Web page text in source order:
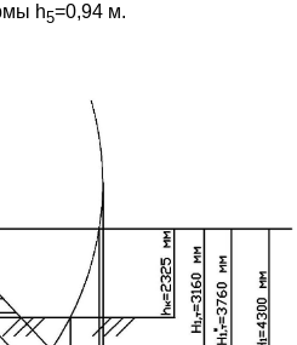
h5=0,94 м.